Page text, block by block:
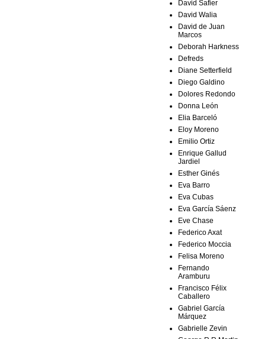
David Safier
David Walia
David de Juan
Marcos
Deborah Harkness
Defreds
Diane Setterfield
Diego Galdino
Dolores Redondo
Donna León
Elia Barceló
Eloy Moreno
Emilio Ortiz
Enrique Gallud
Jardiel
Esther Ginés
Eva Barro
Eva Cubas
Eva García Sáenz
Eve Chase
Federico Axat
Federico Moccia
Felisa Moreno
Fernando
Aramburu
Francisco Félix
Caballero
Gabriel García
Márquez
Gabrielle Zevin